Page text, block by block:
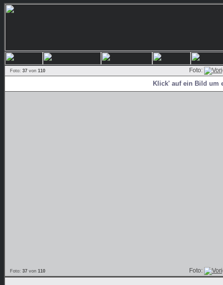
Foto: 37 von 110 Foto:
Klick' auf ein Bild um
Foto: 37 von 110 Foto: